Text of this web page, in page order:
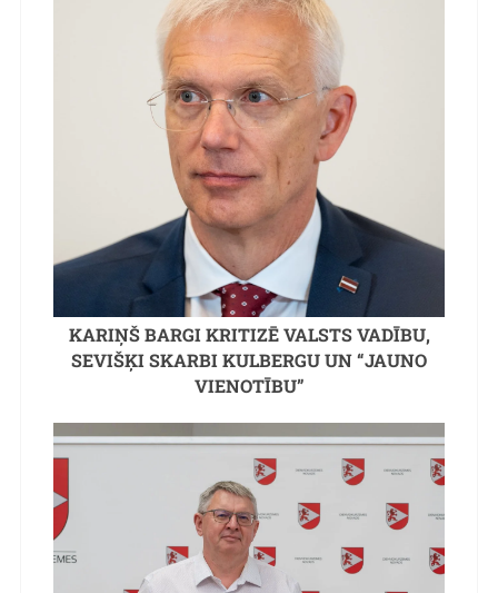
KARIŅŠ BARGI KRITIZĒ VALSTS VADĪBU,
SEVIŠĶI SKARBI KULBERGU UN “JAUNO
VIENOTĪBU”